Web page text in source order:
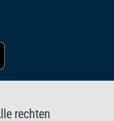
rechten